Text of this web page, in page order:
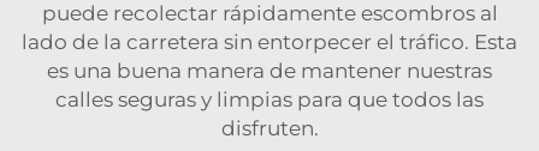
puede recolectar rápidamente escombros al
lado de la carretera sin entorpecer el tráfico. Esta
es una buena manera de mantener nuestras
calles seguras y limpias para que todos las
disfruten.